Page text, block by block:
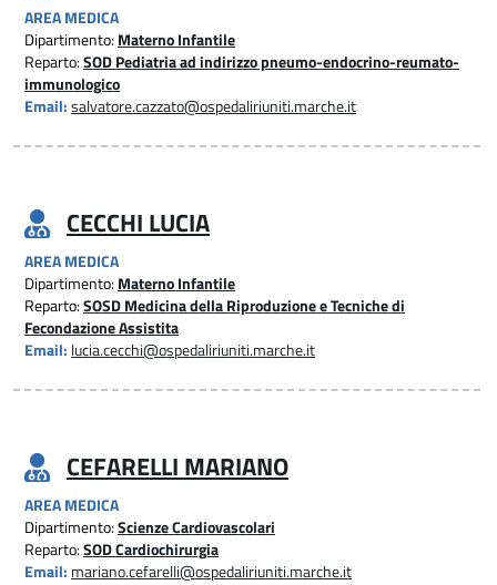
AREA MEDICA
Dipartimento: Materno Infantile
Reparto:SOD Pediatria ad indirizzo pneumo-endocrino-reumato-
immunologico
Email: salvatore.cazzato@ospedaliriuniti.marche.it
CECCHI LUCIA
AREA MEDICA
Dipartimento: Materno Infantile
Reparto:SOSD Medicina della Riproduzione e Tecniche di
Fecondazione Assistita
Email: lucia.cecchi@ospedaliriuniti.marche.it
CEFARELLI MARIANO
AREA MEDICA
Dipartimento:Scienze Cardiovascolari
Reparto:SOD Cardiochirurgia
Email: mariano.cefarelli@ospedaliriuniti.marche.it